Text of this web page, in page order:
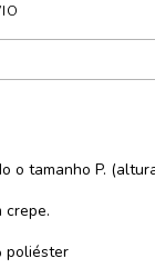
o tamanho P.
crepe.
poliéster